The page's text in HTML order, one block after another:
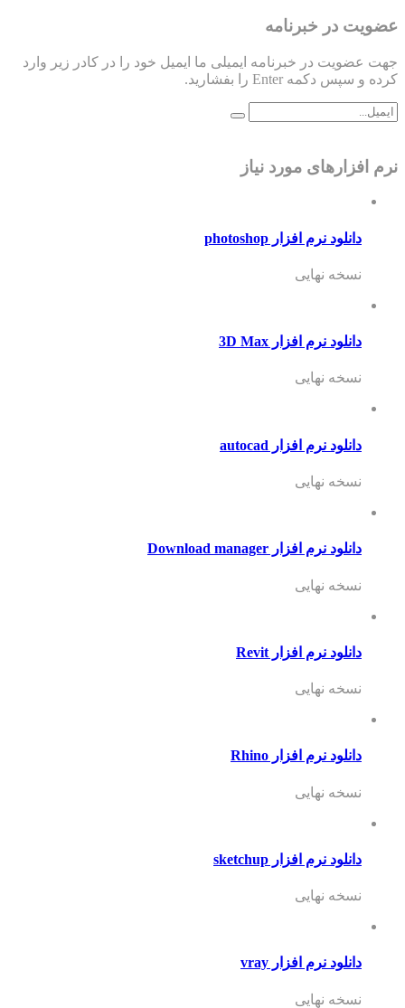
عضویت در خبرنامه
جهت عضویت در خبرنامه ایمیلی ما ایمیل خود را در کادر زیر وارد
کرده و سپس دکمه Enter را بفشارید.
نرم افزارهای مورد نیاز
دانلود نرم افزار photoshop
نسخه نهایی
دانلود نرم افزار 3D Max
نسخه نهایی
دانلود نرم افزار autocad
نسخه نهایی
دانلود نرم افزار Download manager
نسخه نهایی
دانلود نرم افزار Revit
نسخه نهایی
دانلود نرم افزار Rhino
نسخه نهایی
دانلود نرم افزار sketchup
نسخه نهایی
دانلود نرم افزار vray
نسخه نهایی